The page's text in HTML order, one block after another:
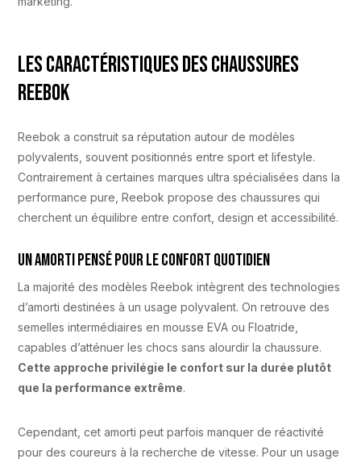
Les caractéristiques des chaussures
Reebok
Reebok a construit sa réputation autour de modèles
polyvalents, souvent positionnés entre sport et lifestyle.
Contrairement à certaines marques ultra spécialisées dans la
performance pure, Reebok propose des chaussures qui
cherchent un équilibre entre confort, design et accessibilité.
Un amorti pensé pour le confort quotidien
La majorité des modèles Reebok intègrent des technologies
d’amorti destinées à un usage polyvalent. On retrouve des
semelles intermédiaires en mousse EVA ou Floatride,
capables d’atténuer les chocs sans alourdir la chaussure.
Cette approche privilégie le confort sur la durée plutôt
que la performance extrême.
Cependant, cet amorti peut parfois manquer de réactivité
pour des coureurs à la recherche de vitesse. Pour un usage